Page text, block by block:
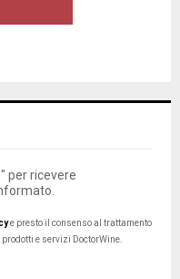
per ricevere
e presto il consenso al trattamento
e servizi DoctorWine.